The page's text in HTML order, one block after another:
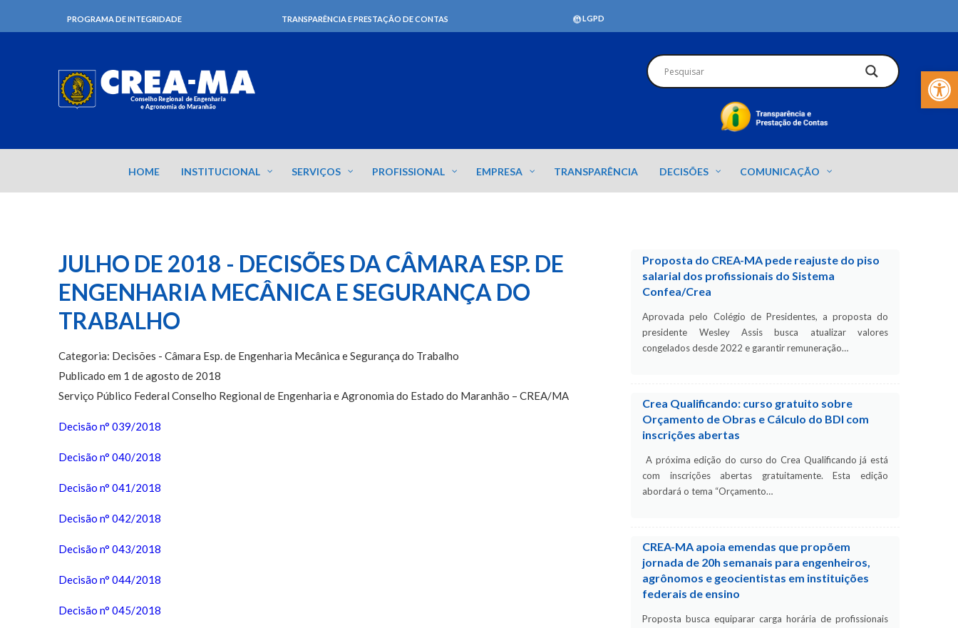
Barra de
PROGRAMA DE INTEGRIDADE TRANSPARÊNCIA E PRESTAÇÃO DE CONTAS LGPD
HOME INSTITUCIONAL SERVIÇOS PROFISSIONAL EMPRESA TRANSPARÊNCIA DECISÕES COMUNICAÇÃO
JULHO DE 2018 - DECISÕES DA CÂMARA ESP. DE
ENGENHARIA MECÂNICA E SEGURANÇA DO
TRABALHO
Categoria: Decisões - Câmara Esp. de Engenharia Mecânica e Segurança do Trabalho
Publicado em 1 de agosto de 2018
Serviço Público Federal Conselho Regional de Engenharia e Agronomia do Estado do Maranhão – CREA/MA
Decisão n° 039/2018
Decisão n° 040/2018
Decisão n° 041/2018
Decisão n° 042/2018
Decisão n° 043/2018
Decisão n° 044/2018
Decisão n° 045/2018
Proposta do CREA-MA pede reajuste do piso
salarial dos profissionais do Sistema
Confea/Crea
Aprovada pelo Colégio de Presidentes, a proposta do
presidente Wesley Assis busca atualizar valores
congelados desde 2022 e garantir remuneração…
Crea Qualificando: curso gratuito sobre
Orçamento de Obras e Cálculo do BDI com
inscrições abertas
A próxima edição do curso do Crea Qualificando já está
com inscrições abertas gratuitamente. Esta edição
abordará o tema “Orçamento…
CREA-MA apoia emendas que propõem
jornada de 20h semanais para engenheiros,
agrônomos e geocientistas em instituições
federais de ensino
Proposta busca equiparar carga horária de profissionais